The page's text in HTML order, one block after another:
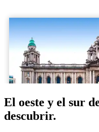
El oeste y el sur
descubrir.